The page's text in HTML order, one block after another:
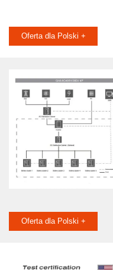
Oferta dla Polski +
Oferta dla Polski +